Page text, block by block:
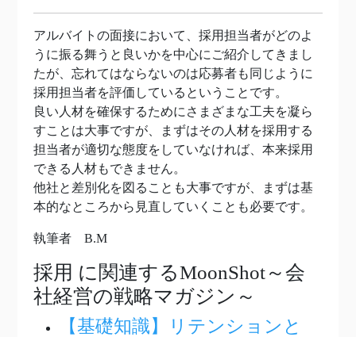
アルバイトの面接において、採用担当者がどのよ
うに振る舞うと良いかを中心にご紹介してきまし
たが、忘れてはならないのは応募者も同じように
採用担当者を評価しているということです。
良い人材を確保するためにさまざまな工夫を凝ら
すことは大事ですが、まずはその人材を採用する
担当者が適切な態度をしていなければ、本来採用
できる人材もできません。
他社と差別化を図ることも大事ですが、まずは基
本的なところから見直していくことも必要です。
執筆者 B.M
採用 に関連するMoonShot～会
社経営の戦略マガジン～
【基礎知識】リテンションと